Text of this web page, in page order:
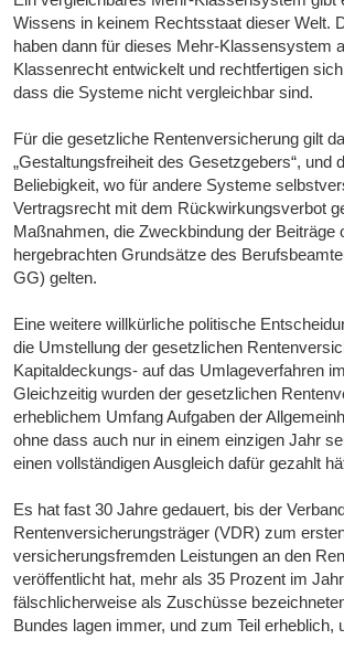
Wissens in keinem Rechtsstaat dieser Welt.
haben dann für dieses Mehr-Klassensystem
Klassenrecht entwickelt und rechtfertigen
dass die Systeme nicht vergleichbar sind.
Für die gesetzliche Rentenversicherung gilt
„Gestaltungsfreiheit des Gesetzgebers“, und
Beliebigkeit, wo für andere Systeme
Vertragsrecht mit dem Rückwirkungsverbot
Maßnahmen, die Zweckbindung der Beiträge
hergebrachten Grundsätze des
GG) gelten.
Eine weitere willkürliche politische
die Umstellung der gesetzlichen
Kapitaldeckungs- auf das Umlageverfahren
Gleichzeitig wurden der gesetzlichen
erheblichem Umfang Aufgaben der
ohne dass auch nur in einem einzigen Jahr
einen vollständigen Ausgleich dafür gezahlt
Es hat fast 30 Jahre gedauert, bis der
Rentenversicherungsträger (VDR) zum
versicherungsfremden Leistungen an den
veröffentlicht hat, mehr als 35 Prozent im
fälschlicherweise als Zuschüsse
Bundes lagen immer, und zum Teil erheblich,